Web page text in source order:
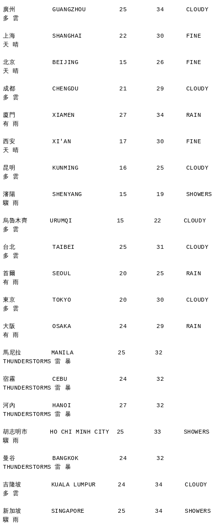
廣州          GUANGZHOU         25        34      CLOUDY
多 雲
上海          SHANGHAI          22        30      FINE
天 晴
北京          BEIJING           15        26      FINE
天 晴
成都          CHENGDU           21        29      CLOUDY
多 雲
廈門          XIAMEN            27        34      RAIN
有 雨
西安          XI'AN             17        30      FINE
天 晴
昆明          KUNMING           16        25      CLOUDY
多 雲
瀋陽          SHENYANG          15        19      SHOWERS
驟 雨
烏魯木齊      URUMQI            15        22      CLOUDY
多 雲
台北          TAIBEI            25        31      CLOUDY
多 雲
首爾          SEOUL             20        25      RAIN
有 雨
東京          TOKYO             20        30      CLOUDY
多 雲
大阪          OSAKA             24        29      RAIN
有 雨
馬尼拉        MANILA            25        32
THUNDERSTORMS 雷 暴
宿霧          CEBU              24        32
THUNDERSTORMS 雷 暴
河內          HANOI             27        32
THUNDERSTORMS 雷 暴
胡志明市      HO CHI MINH CITY  25        33      SHOWERS
驟 雨
曼谷          BANGKOK           24        32
THUNDERSTORMS 雷 暴
吉隆坡        KUALA LUMPUR      24        34      CLOUDY
多 雲
新加坡        SINGAPORE         25        34      SHOWERS
驟 雨